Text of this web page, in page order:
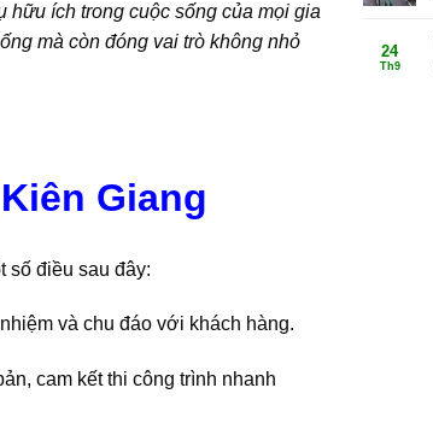
ích trong cuộc sống của mọi gia
mà còn đóng vai trò không nhỏ
Giang
số điều sau đây:
và chu đáo với khách hàng.
cam kết thi công trình nhanh
24
Th9